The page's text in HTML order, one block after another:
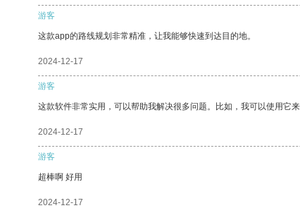
游客
这款app的路线规划非常精准，让我能够快速到达目的地。
2024-12-17
游客
这款软件非常实用，可以帮助我解决很多问题。比如，我可以使用它
2024-12-17
游客
超棒啊 好用
2024-12-17